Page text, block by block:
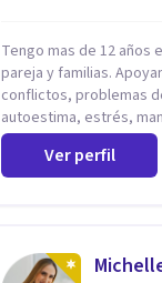
Tengo mas de 12 años
pareja y familias.
conflictos, problemas
autoestima, estrés,
personas con
problemas de
Desarrollo de personas maximizando su
vital para la vida de
vision.
Ver perfil